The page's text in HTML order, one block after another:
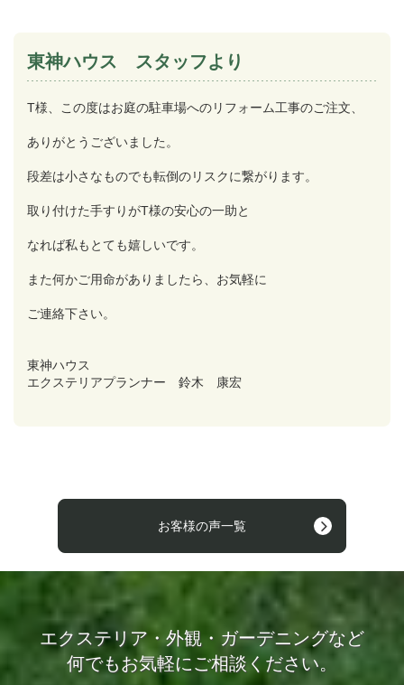
東神ハウス スタッフより
T様、この度はお庭の駐車場へのリフォーム工事のご注文、
ありがとうございました。
段差は小さなものでも転倒のリスクに繋がります。
取り付けた手すりがT様の安心の一助と
なれば私もとても嬉しいです。
また何かご用命がありましたら、お気軽に
ご連絡下さい。
東神ハウス
エクステリアプランナー 鈴木 康宏
お客様の声一覧
エクステリア・外観・ガーデニングなど
何でもお気軽にご相談ください。